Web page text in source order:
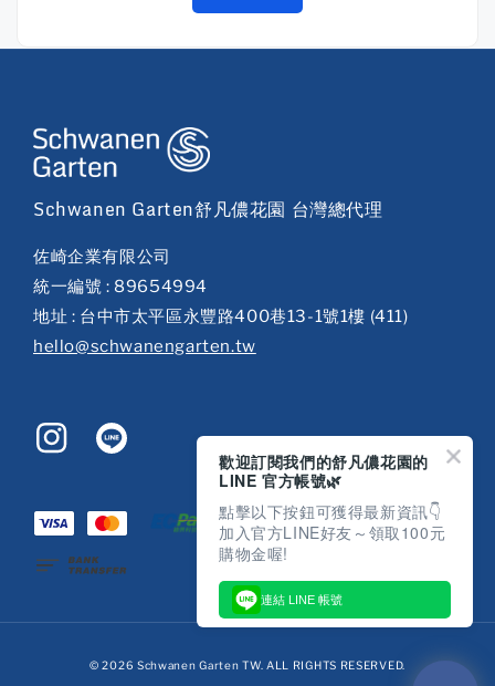
Schwanen Garten舒凡儂花園 台灣總代理
佐崎企業有限公司
統一編號 : 89654994
地址 : 台中市太平區永豐路400巷13-1號1樓 (411)
hello@schwanengarten.tw
© 2026 Schwanen Garten TW. ALL RIGHTS RESERVED.
歡迎訂閱我們的舒凡儂花園的
LINE 官方帳號🌿
點擊以下按鈕可獲得最新資訊👇
加入官方LINE好友～領取100元
購物金喔!
連結 LINE 帳號